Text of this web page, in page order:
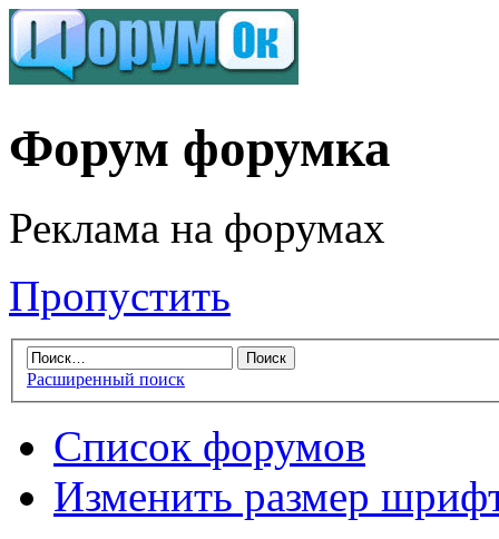
Форум форумка
Реклама на форумах
Пропустить
Расширенный поиск
Список форумов
Изменить размер